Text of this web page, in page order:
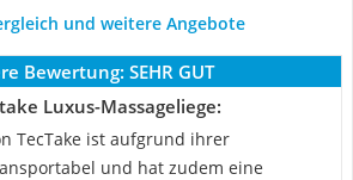
und weitere Angebote
Bewertung: SEHR GUT
Luxus-Massageliege:
TecTake ist aufgrund ihrer
und hat zudem eine